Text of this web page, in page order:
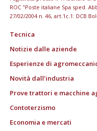
ROC "Poste italiane Spa sped.
27/02/2004 n. 46, art.1c.1: DCB
Tecnica
Notizie dalle aziende
Esperienze di
Novità dall’industria
Prove trattori e macchine
Contoterzismo
Economia e mercati